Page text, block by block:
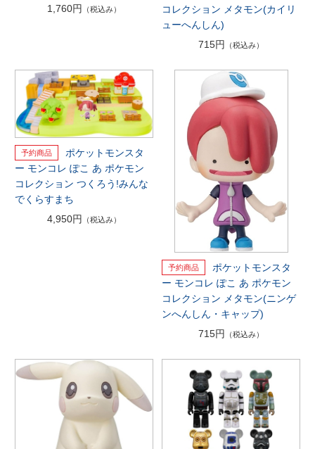
1,760円
（税込み）
コレクション メタモン(カイリ
ューへんしん)
715円
（税込み）
ポケットモンスタ
ー モンコレ ぽこ あ ポケモン
コレクション つくろう!みんな
でくらすまち
4,950円
（税込み）
ポケットモンスタ
ー モンコレ ぽこ あ ポケモン
コレクション メタモン(ニンゲ
ンへんしん・キャップ)
715円
（税込み）